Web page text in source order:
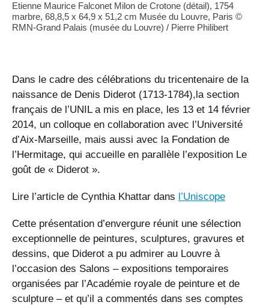
Etienne Maurice Falconet Milon de Crotone (détail), 1754
marbre, 68,8,5 x 64,9 x 51,2 cm Musée du Louvre, Paris ©
RMN-Grand Palais (musée du Louvre) / Pierre Philibert
Dans le cadre des célébrations du tricentenaire de la
naissance de Denis Diderot (1713-1784),la section
français de l’UNIL a mis en place, les 13 et 14 février
2014, un colloque en collaboration avec l’Université
d’Aix-Marseille, mais aussi avec la Fondation de
l’Hermitage, qui accueille en parallèle l’exposition Le
goût de « Diderot ».
Lire l’article de Cynthia Khattar dans l’Uniscope
Cette présentation d’envergure réunit une sélection
exceptionnelle de peintures, sculptures, gravures et
dessins, que Diderot a pu admirer au Louvre à
l’occasion des Salons – expositions temporaires
organisées par l’Académie royale de peinture et de
sculpture – et qu’il a commentés dans ses comptes